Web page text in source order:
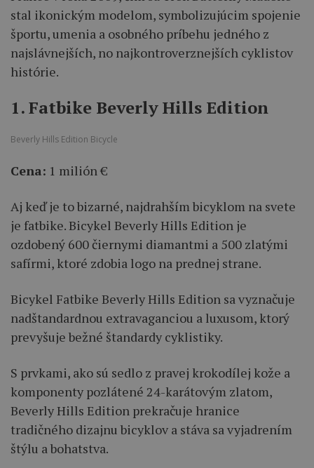
stal ikonickým modelom, symbolizujúcim spojenie
športu, umenia a osobného príbehu jedného z
najslávnejších, no najkontroverznejších cyklistov
histórie.
1. Fatbike Beverly Hills Edition
Beverly Hills Edition Bicycle
Cena: 1 milión €
Aj keď je to bizarné, najdrahším bicyklom na svete
je fatbike. Bicykel Beverly Hills Edition je
ozdobený 600 čiernymi diamantmi a 500 zlatými
safírmi, ktoré zdobia logo na prednej strane.
Bicykel Fatbike Beverly Hills Edition sa vyznačuje
nadštandardnou extravaganciou a luxusom, ktorý
prevyšuje bežné štandardy cyklistiky.
S prvkami, ako sú sedlo z pravej krokodílej kože a
komponenty pozlátené 24-karátovým zlatom,
Beverly Hills Edition prekračuje hranice
tradičného dizajnu bicyklov a stáva sa vyjadrením
štýlu a bohatstva.